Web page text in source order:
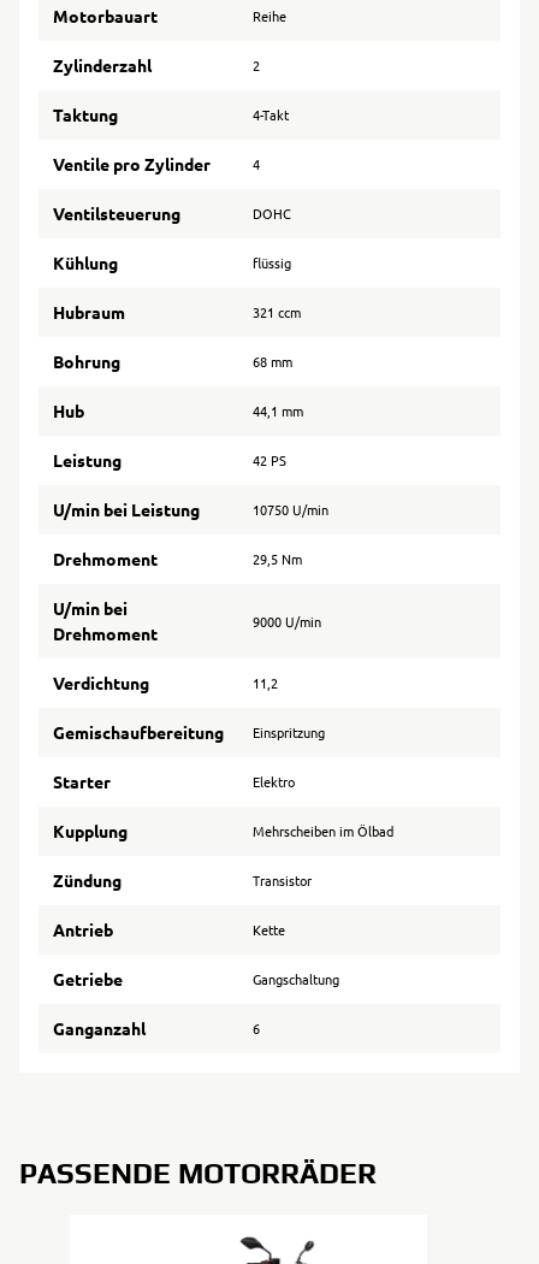
Motorbauart Reihe
Zylinderzahl 2
Taktung 4-Takt
Ventile pro Zylinder 4
Ventilsteuerung DOHC
Kühlung flüssig
Hubraum 321 ccm
Bohrung 68 mm
Hub 44,1 mm
Leistung 42 PS
U/min bei Leistung 10750 U/min
Drehmoment 29,5 Nm
U/min bei
Drehmoment
9000 U/min
Verdichtung 11,2
Gemischaufbereitung Einspritzung
Starter Elektro
Kupplung Mehrscheiben im Ölbad
Zündung Transistor
Antrieb Kette
Getriebe Gangschaltung
Ganganzahl 6
PASSENDE MOTORRÄDER